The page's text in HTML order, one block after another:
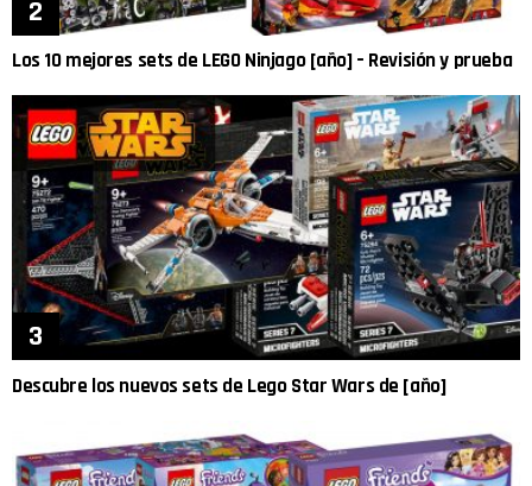
Los 10 mejores sets de LEGO Ninjago [año] – Revisión y prueba
Descubre los nuevos sets de Lego Star Wars de [año]